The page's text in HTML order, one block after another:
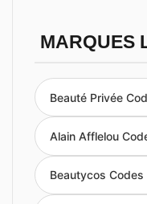
MARQUES
Beauté Privée
Alain Afflelou
Beautycos Codes